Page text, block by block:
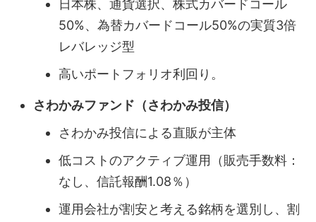
日本株、通貨選択、株式カバードコール
50%、為替カバードコール50%の実質3倍
レバレッジ型
高いポートフォリオ利回り。
さわかみファンド（さわかみ投信）
さわかみ投信による直販が主体
低コストのアクティブ運用（販売手数料：
なし、信託報酬1.08％）
運用会社が割安と考える銘柄を選別し、割